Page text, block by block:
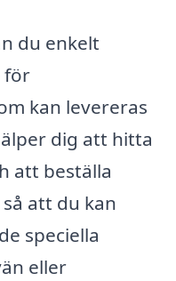
du enkelt
för
kan levereras
dig att hitta
att beställa
att du kan
speciella
eller